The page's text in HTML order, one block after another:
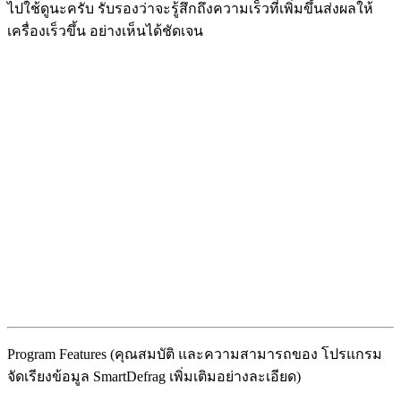
ไปใช้ดูนะครับ รับรองว่าจะรู้สึกถึงความเร็วที่เพิ่มขึ้นส่งผลให้
เครื่องเร็วขึ้น อย่างเห็นได้ชัดเจน
Program Features (คุณสมบัติ และความสามารถของ โปรแกรม
จัดเรียงข้อมูล SmartDefrag เพิ่มเติมอย่างละเอียด)